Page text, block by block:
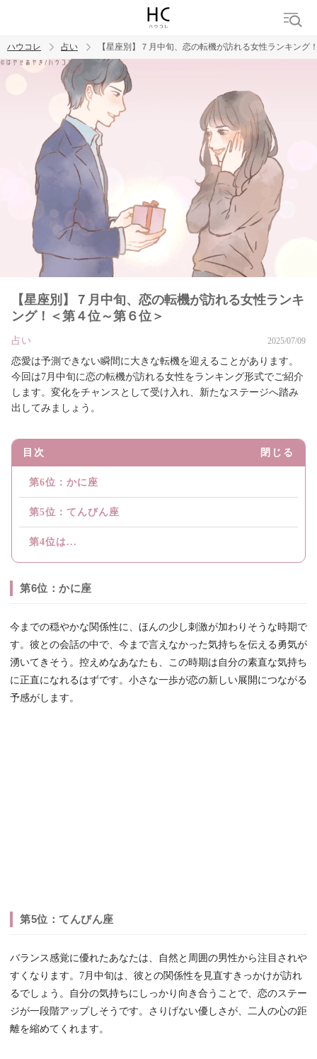
トレンド ワード
ハウコレ 占い 【星座別】７月中旬、恋の転機が訪れる女性ランキング
【星座別】７月中旬、恋の転機が訪れる女性ランキ
ング！＜第４位～第６位＞
占い 2025/07/09
恋愛は予測できない瞬間に大きな転機を迎えることがあります。
今回は7月中旬に恋の転機が訪れる女性をランキング形式でご紹介
します。変化をチャンスとして受け入れ、新たなステージへ踏み
出してみましょう。
目次 閉じる
第6位：かに座
第5位：てんびん座
第4位は...
第6位：かに座
今までの穏やかな関係性に、ほんの少し刺激が加わりそうな時期で
す。彼との会話の中で、今まで言えなかった気持ちを伝える勇気が
湧いてきそう。控えめなあなたも、この時期は自分の素直な気持ち
に正直になれるはずです。小さな一歩が恋の新しい展開につながる
予感がします。
第5位：てんびん座
バランス感覚に優れたあなたは、自然と周囲の男性から注目されや
すくなります。7月中旬は、彼との関係性を見直すきっかけが訪れ
るでしょう。自分の気持ちにしっかり向き合うことで、恋のステー
ジが一段階アップしそうです。さりげない優しさが、二人の心の距
離を縮めてくれます。